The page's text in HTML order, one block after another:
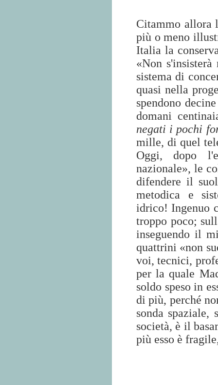
Citammo allora
più o meno
Italia la
«Non s'insisterà
sistema di
quasi nella
spendono
domani
negati i pochi
mille, di quel
Oggi, dopo
nazionale», le
difendere il
metodica e
idrico! Ingenuo
troppo poco;
inseguendo il
quattrini «non
voi, tecnici,
per la quale
soldo speso in
di più, perché
sonda spaziale,
società, è il
più esso è